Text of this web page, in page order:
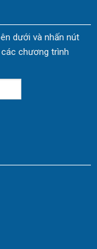
dưới và nhấn nút
chương trình